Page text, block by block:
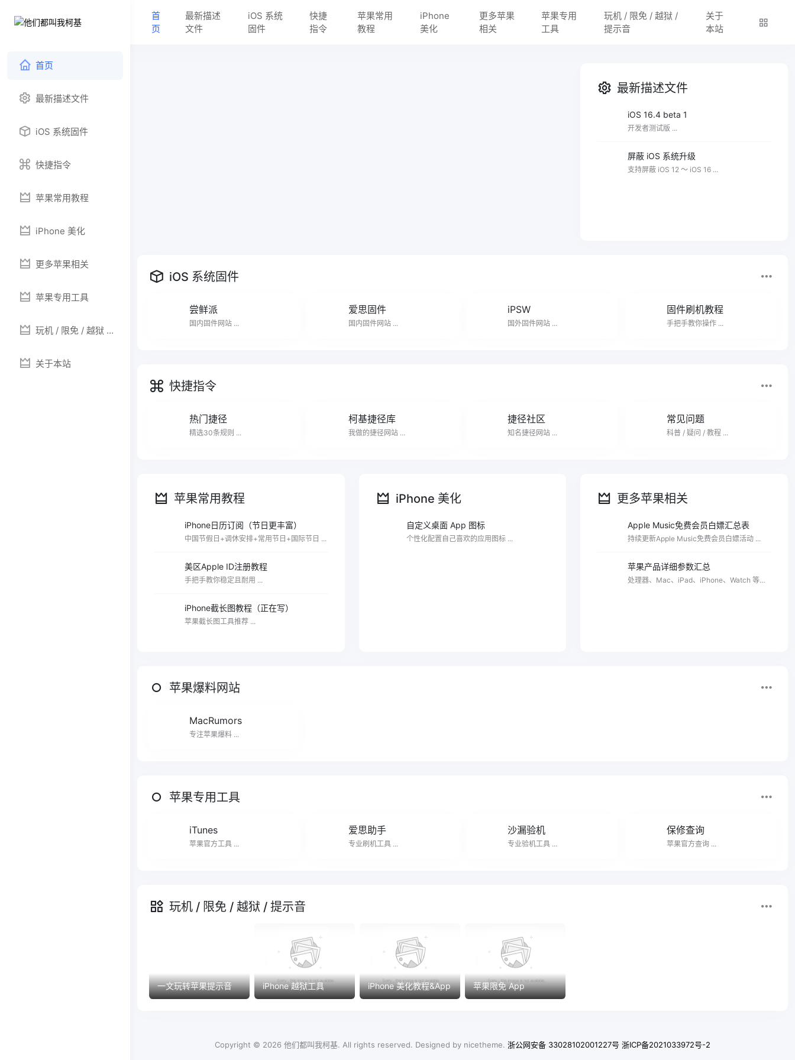
首页
最新描述文件
iOS 系统固件
快捷指令
苹果常用教程
iPhone 美化
更多苹果相关
苹果专用工具
玩机 / 限免 / 越狱 /
关于本站
首
页
最新描述
文件
iOS 系统
固件
快捷
指令
苹果常用
教程
iPhone
美化
更多苹果
相关
苹果专用
工具
玩机 / 限免 / 越狱 /
提示音
关于
本站
最新描述文件
iOS 16.4 beta 1
开发者测试版 ...
屏蔽 iOS 系统升级
支持屏蔽 iOS 12 ～ iOS 16 ...
iOS 系统固件
尝鲜派
国内固件网站 ...
爱思固件
国内固件网站 ...
iPSW
国外固件网站 ...
固件刷机教程
手把手教你操作 ...
快捷指令
热门捷径
精选30条规则 ...
柯基捷径库
我做的捷径网站 ...
捷径社区
知名捷径网站 ...
常见问题
科普 / 疑问 / 教程 ...
苹果常用教程
iPhone日历订阅（节日更丰富）
中国节假日+调休安排+常用节日+国际节日 ...
美区Apple ID注册教程
手把手教你稳定且耐用 ...
iPhone截长图教程（正在写）
苹果截长图工具推荐 ...
iPhone 美化
自定义桌面 App 图标
个性化配置自己喜欢的应用图标 ...
更多苹果相关
Apple Music免费会员白嫖汇总表
持续更新Apple Music免费会员白嫖活动 ...
苹果产品详细参数汇总
处理器、Mac、iPad、iPhone、Watch 等详
苹果爆料网站
MacRumors
专注苹果爆料 ...
苹果专用工具
iTunes
苹果官方工具 ...
爱思助手
专业刷机工具 ...
沙漏验机
专业验机工具 ...
保修查询
苹果官方查询 ...
玩机 / 限免 / 越狱 / 提示音
一文玩转苹果提示音 iPhone 越狱工具 iPhone 美化教程&App 苹果限免 App
Copyright © 2026 他们都叫我柯基. All rights reserved. Designed by nicetheme. 浙公网安备 33028102001227号 浙ICP备2021033972号-2